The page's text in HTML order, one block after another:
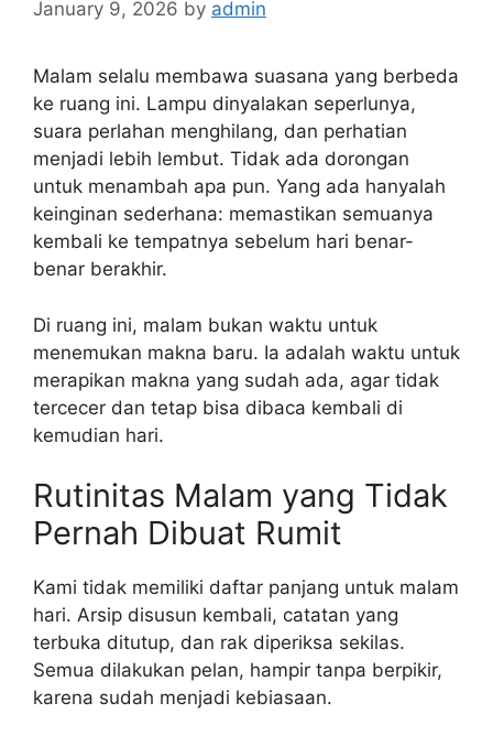
January 9, 2026 by admin
Malam selalu membawa suasana yang berbeda
ke ruang ini. Lampu dinyalakan seperlunya,
suara perlahan menghilang, dan perhatian
menjadi lebih lembut. Tidak ada dorongan
untuk menambah apa pun. Yang ada hanyalah
keinginan sederhana: memastikan semuanya
kembali ke tempatnya sebelum hari benar-
benar berakhir.
Di ruang ini, malam bukan waktu untuk
menemukan makna baru. Ia adalah waktu untuk
merapikan makna yang sudah ada, agar tidak
tercecer dan tetap bisa dibaca kembali di
kemudian hari.
Rutinitas Malam yang Tidak
Pernah Dibuat Rumit
Kami tidak memiliki daftar panjang untuk malam
hari. Arsip disusun kembali, catatan yang
terbuka ditutup, dan rak diperiksa sekilas.
Semua dilakukan pelan, hampir tanpa berpikir,
karena sudah menjadi kebiasaan.